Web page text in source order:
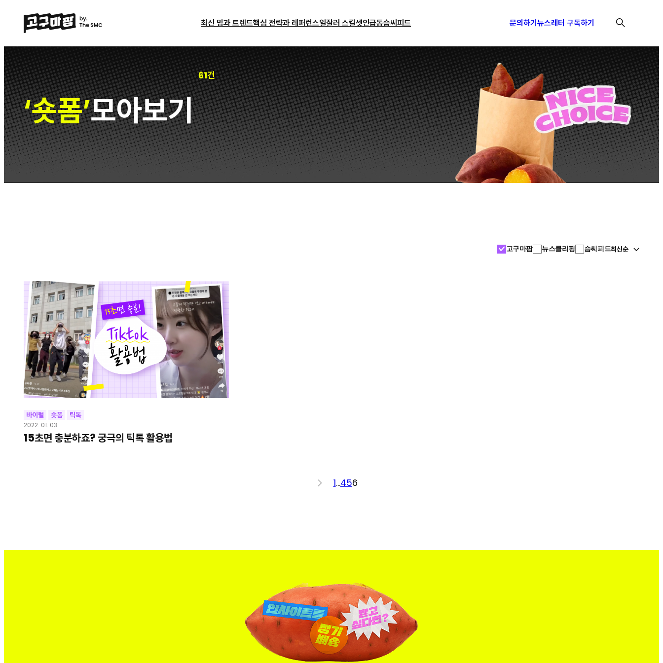
최신 밈과 트렌드핵심 전략과 레퍼런스일잘러 스킬셋인급동슴씨피드 문의하기뉴스레터 구독하기
‘숏폼’모아보기
61건
고구마팜 뉴스클리핑 슴씨피드최신순
바이럴 숏폼 틱톡
2022. 01. 03
15초면 충분하죠? 궁극의 틱톡 활용법
< 1…456